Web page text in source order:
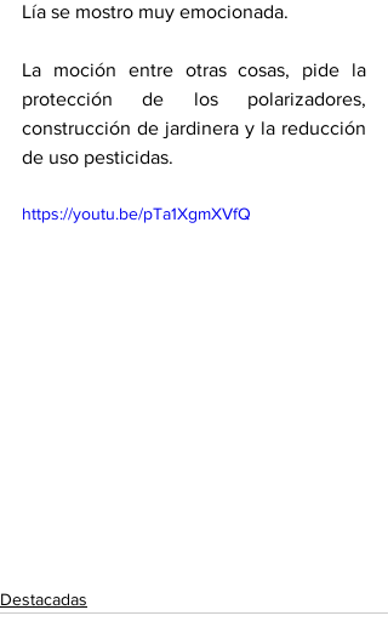
Lía se mostro muy emocionada.
La moción entre otras cosas, pide la
protección de los polarizadores,
construcción de jardinera y la reducción
de uso pesticidas.
https://youtu.be/pTa1XgmXVfQ
Destacadas